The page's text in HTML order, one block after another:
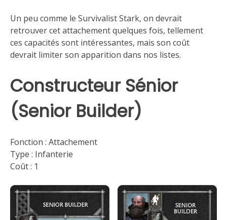
Un peu comme le Survivalist Stark, on devrait
retrouver cet attachement quelques fois, tellement
ces capacités sont intéressantes, mais son coût
devrait limiter son apparition dans nos listes.
Constructeur Sénior
(Senior Builder)
Fonction : Attachement
Type : Infanterie
Coût : 1